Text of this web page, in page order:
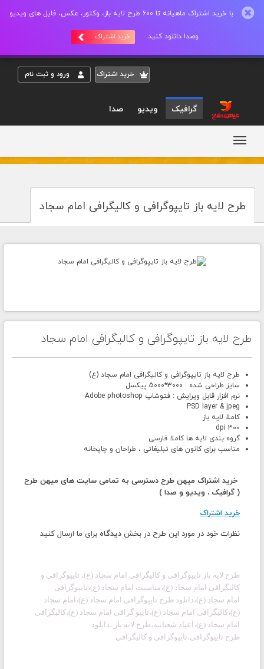
با خرید اشتراک ماهیانه تا 600 طرح لایه باز، وکتور، عکس، فایل های ویدیو
وصدا دانلود کنید. خرید اشتراک
خريد اشتراک ورود و ثبت نام
گرافیک ویدیو صدا
طرح لایه باز تایپوگرافی و کالیگرافی امام سجاد
طرح لایه باز تایپوگرافی و کالیگرافی امام سجاد
طرح لایه باز تایپوگرافی و کالیگرافی امام سجاد (ع)
سایز طراحی شده : 3000*5000 پیکسل
نرم افزار قابل ویرایش : فتوشاپ Adobe photoshop
PSD layer & jpeg
کاملا لایه باز
300 dpi
گروه بندی لایه ها کاملا فارسی
مناسب برای کانون های تبلیغاتی ، طراحان و چاپخانه
خرید اشتراک میهن طرح دسترسی به تمامی سایت های میهن طرح
( گرافیک ، ویدیو و صدا )
خرید اشتراک
نظرات خود در مورد این طرح در بخش دیدگاه برای ما ارسال کنید
طرح لایه باز تایپوگرافی و کالیگرافی امام سجاد (ع)، تایپوگرافی و
کالیگرافی امام سجاد (ع)،مناسبت امام سجاد (ع)،تایپوگرافی
امام سجاد (ع)،دانلود طرح تایپوگرافی امام سجاد (ع)،امام سجاد
(ع)،کالیگرافی امام سجاد (ع)،تایپو گرافی امام سجاد (ع)،کالیگرافی
امام سجاد (ع)، اعیاد شعبانیه،طرح لایه باز ،دانلود
طرح تایپوگرافی،تایپوگرافی و کالیگرافی